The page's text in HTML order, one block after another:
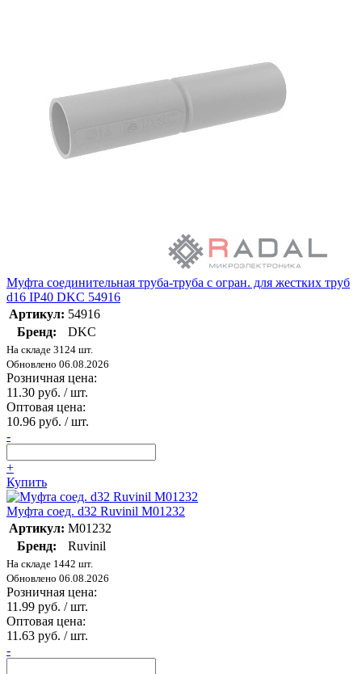
Муфта соединительная труба-труба с огран. для жестких труб
d16 IP40 DKC 54916
Артикул: 54916
Бренд:
DKC
На складе 3124 шт.
Обновлено 06.08.2026
Розничная цена:
11.30 руб. / шт.
Оптовая цена:
10.96 руб. / шт.
-
+
Купить
Муфта соед. d32 Ruvinil М01232
Артикул: М01232
Бренд:
Ruvinil
На складе 1442 шт.
Обновлено 06.08.2026
Розничная цена:
11.99 руб. / шт.
Оптовая цена:
11.63 руб. / шт.
-